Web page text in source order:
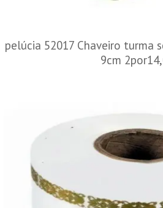
pelúcia 52017 Chaveiro turma
9cm